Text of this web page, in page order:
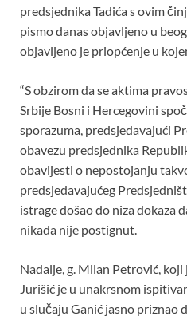
predsjednika Tadića s ovim
pismo danas objavljeno u
objavljeno je priopćenje u
“S obzirom da se aktima
Srbije Bosni i Hercegovini
sporazuma, predsjedavajući
obavezu predsjednika
obavijesti o nepostojanju
predsjedavajućeg
istrage došao do niza dokaza
nikada nije postignut.
Nadalje, g. Milan Petrović,
Jurišić je u unakrsnom
u slučaju Ganić jasno priznao